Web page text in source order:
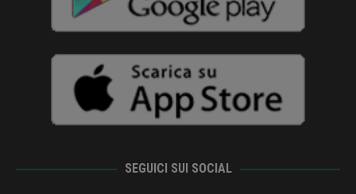
SEGUICI SUI SOCIAL